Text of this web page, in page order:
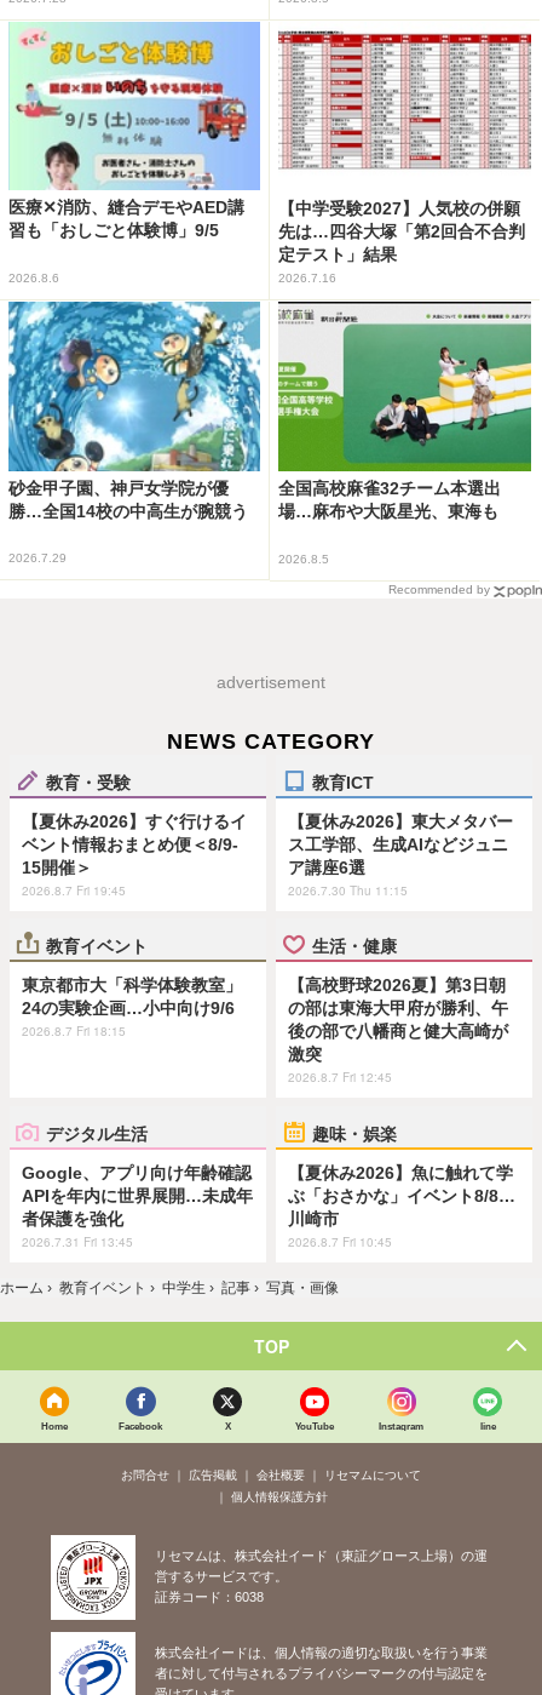
医療✕消防、縫合デモやAED講
習も「おしごと体験博」9/5
2026.8.6
【中学受験2027】人気校の併願
先は…四谷大塚「第2回合不合判
定テスト」結果
2026.7.16
砂金甲子園、神戸女学院が優
勝…全国14校の中高生が腕競う
2026.7.29
全国高校麻雀32チーム本選出
場…麻布や大阪星光、東海も
2026.8.5
Recommended by
advertisement
NEWS CATEGORY
教育・受験
【夏休み2026】すぐ行けるイ
ベント情報おまとめ便＜8/9-
15開催＞
2026.8.7 Fri 19:45
教育ICT
【夏休み2026】東大メタバー
ス工学部、生成AIなどジュニ
ア講座6選
2026.7.30 Thu 11:15
教育イベント
東京都市大「科学体験教室」
24の実験企画…小中向け9/6
2026.8.7 Fri 18:15
生活・健康
【高校野球2026夏】第3日朝
の部は東海大甲府が勝利、午
後の部で八幡商と健大高崎が
激突
2026.8.7 Fri 12:45
デジタル生活
Google、アプリ向け年齢確認
APIを年内に世界展開…未成年
者保護を強化
2026.7.31 Fri 13:45
趣味・娯楽
【夏休み2026】魚に触れて学
ぶ「おさかな」イベント8/8…
川崎市
2026.8.7 Fri 10:45
ホーム › 教育イベント › 中学生 › 記事 › 写真・画像
TOP
Home Facebook X YouTube Instagram line
お問合せ 広告掲載 会社概要
リセマムについて
個人情報保護方針
リセマムは、株式会社イード（東証グロース上場）の運
営するサービスです。
証券コード：6038
株式会社イードは、個人情報の適切な取扱いを行う事業
者に対して付与されるプライバシーマークの付与認定を